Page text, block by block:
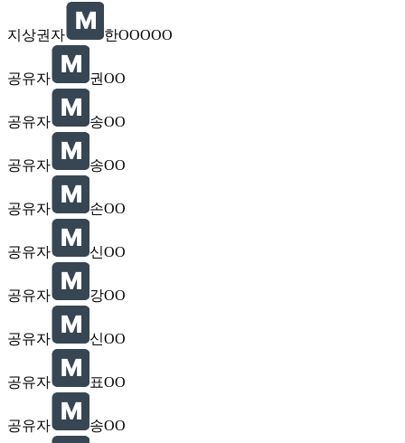
지상권자 한OOOOO
공유자 권OO
공유자 송OO
공유자 송OO
공유자 손OO
공유자 신OO
공유자 강OO
공유자 신OO
공유자 표OO
공유자 송OO